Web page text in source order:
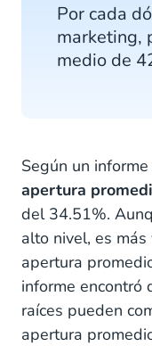
Por cada
marketing,
medio de
Según un
apertura
del 34.51%.
alto nivel, es
apertura
informe encontró
raíces pueden
apertura